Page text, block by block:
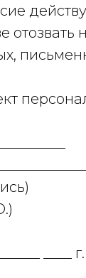
отозвать
____ г.
не